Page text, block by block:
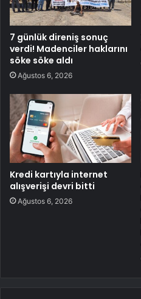
7 günlük direniş sonuç
verdi! Madenciler haklarını
söke söke aldı
Ağustos 6, 2026
Kredi kartıyla internet
alışverişi devri bitti
Ağustos 6, 2026